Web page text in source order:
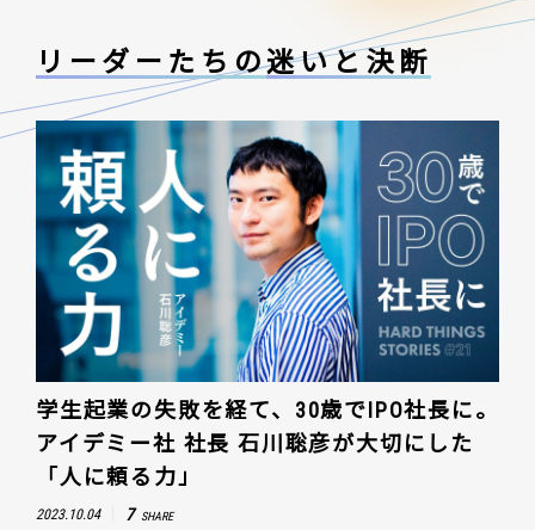
リーダーたちの迷いと決断
学生起業の失敗を経て、30歳でIPO社長に。
アイデミー社 社長 石川聡彦が大切にした
「人に頼る力」
2023.10.04 7 SHARE